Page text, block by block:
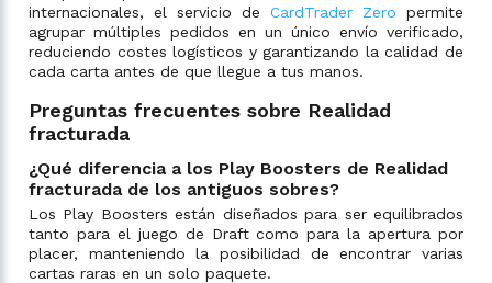
internacionales, el servicio de CardTrader Zero permite
agrupar múltiples pedidos en un único envío verificado,
reduciendo costes logísticos y garantizando la calidad de
cada carta antes de que llegue a tus manos.
Preguntas frecuentes sobre Realidad
fracturada
¿Qué diferencia a los Play Boosters de Realidad
fracturada de los antiguos sobres?
Los Play Boosters están diseñados para ser equilibrados
tanto para el juego de Draft como para la apertura por
placer, manteniendo la posibilidad de encontrar varias
cartas raras en un solo paquete.